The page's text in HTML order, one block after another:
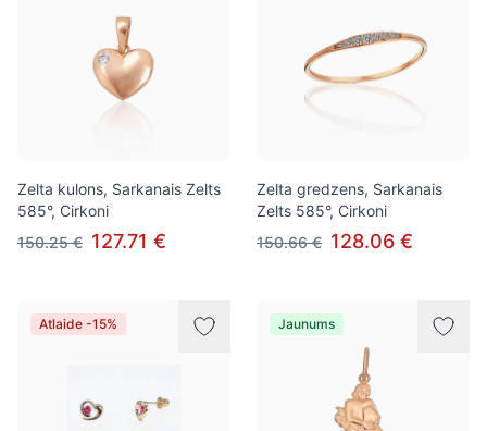
Zelta kulons, Sarkanais Zelts
585°, Cirkoni
150.25 € 127.71 €
Zelta gredzens, Sarkanais
Zelts 585°, Cirkoni
150.66 € 128.06 €
Atlaide -15% Jaunums